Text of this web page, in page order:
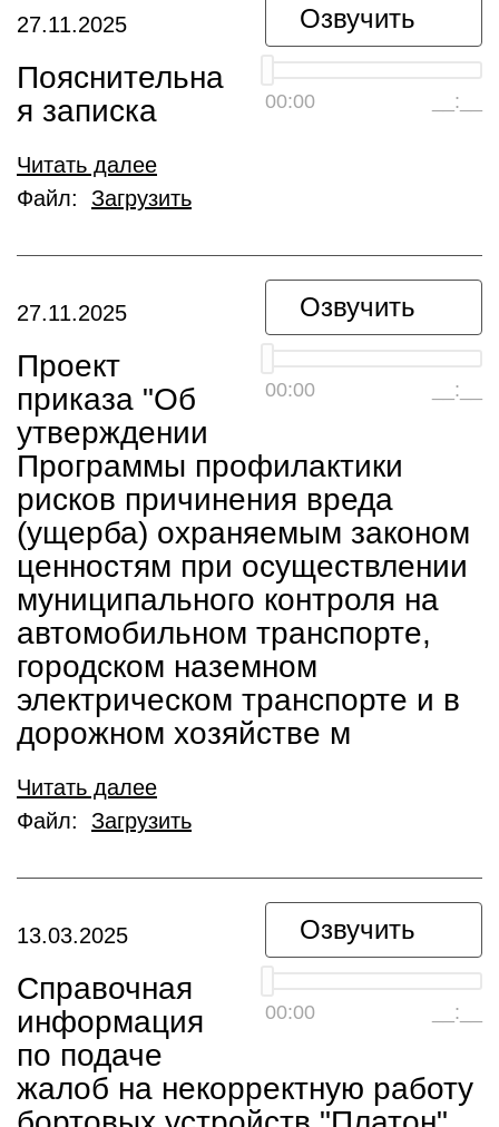
Озвучить
00:00 __:__
27.11.2025
Пояснительна
я записка
Читать далее
Файл: Загрузить
Озвучить
00:00 __:__
27.11.2025
Проект
приказа "Об
утверждении
Программы профилактики
рисков причинения вреда
(ущерба) охраняемым законом
ценностям при осуществлении
муниципального контроля на
автомобильном транспорте,
городском наземном
электрическом транспорте и в
дорожном хозяйстве м
Читать далее
Файл: Загрузить
Озвучить
00:00 __:__
13.03.2025
Справочная
информация
по подаче
жалоб на некорректную работу